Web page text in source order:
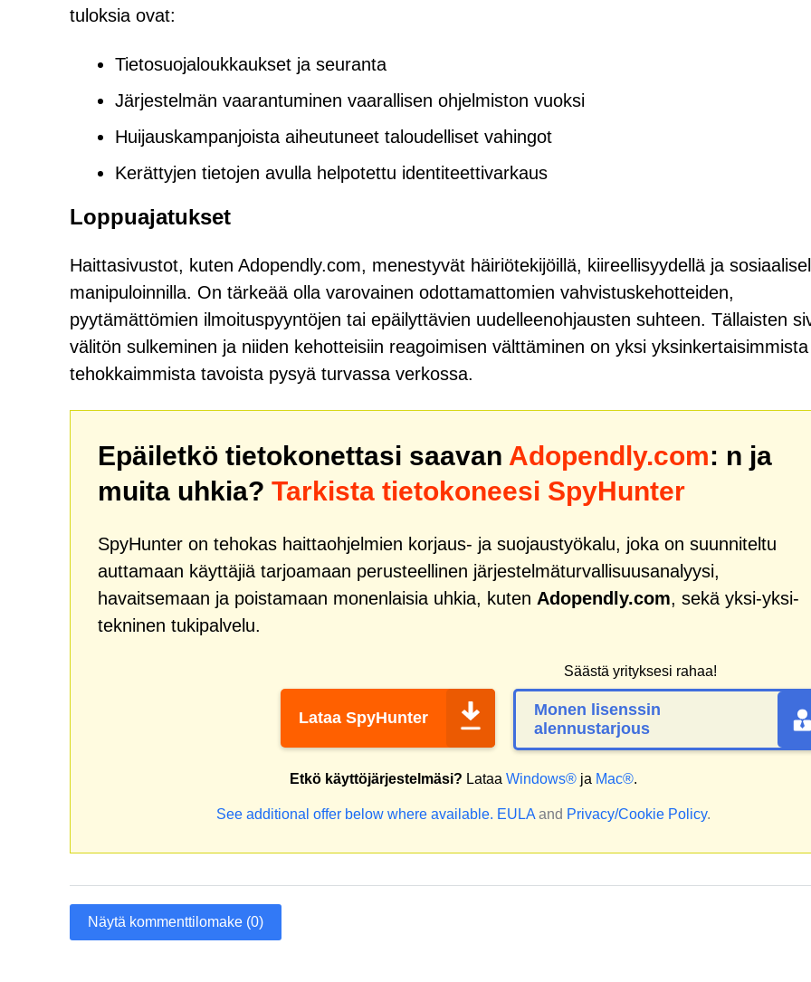
tuloksia ovat:
Tietosuojaloukkaukset ja seuranta
Järjestelmän vaarantuminen vaarallisen ohjelmiston vuoksi
Huijauskampanjoista aiheutuneet taloudelliset vahingot
Kerättyjen tietojen avulla helpotettu identiteettivarkaus
Loppuajatukset
Haittasivustot, kuten Adopendly.com, menestyvät häiriötekijöillä, kiireellisyydellä ja
manipuloinnilla. On tärkeää olla varovainen odottamattomien vahvistuskehotteiden,
pyytämättömien ilmoituspyyntöjen tai epäilyttävien uudelleenohjausten suhteen. Tällaisten
välitön sulkeminen ja niiden kehotteisiin reagoimisen välttäminen on yksi
tehokkaimmista tavoista pysyä turvassa verkossa.
Epäiletkö tietokonettasi saavan Adopendly.com: n ja
muita uhkia? Tarkista tietokoneesi SpyHunter
SpyHunter on tehokas haittaohjelmien korjaus- ja suojaustyökalu, joka on suunniteltu
auttamaan käyttäjiä tarjoamaan perusteellinen järjestelmäturvallisuusanalyysi,
havaitsemaan ja poistamaan monenlaisia uhkia, kuten Adopendly.com, sekä yksi-yksi-
tekninen tukipalvelu.
Lataa SpyHunter
Säästä yrityksesi rahaa!
Monen lisenssin
alennustarjous
Etkö käyttöjärjestelmäsi? Lataa Windows® ja Mac®.
See additional offer below where available. EULA and Privacy/Cookie Policy.
Näytä kommenttilomake (0)